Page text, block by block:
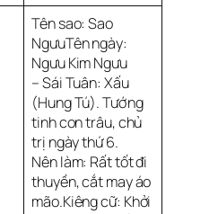
Tên sao: Sao
NgưuTên ngày:
Ngưu Kim Ngưu
– Sái Tuân: Xấu
(Hung Tú). Tướng
tinh con trâu, chủ
trị ngày thứ 6.
Nên làm: Rất tốt đi
thuyền, cắt may áo
mão.Kiêng cữ: Khởi